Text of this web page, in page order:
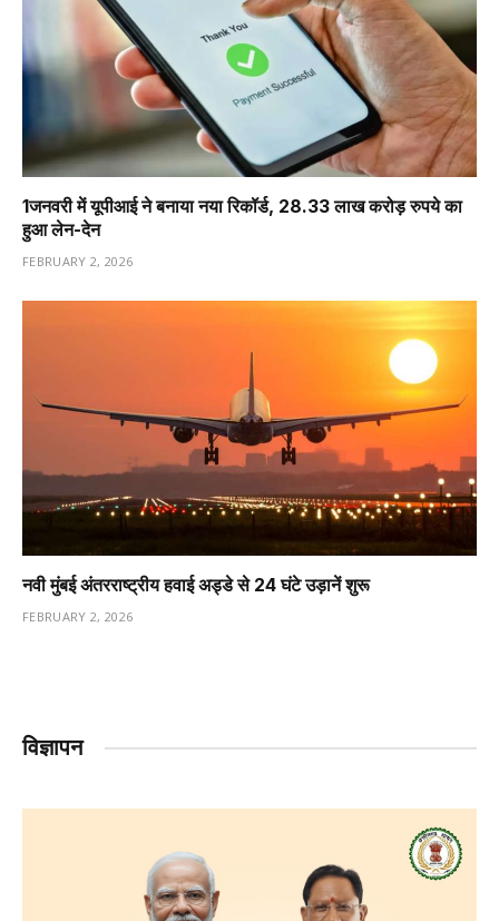
1️जनवरी में यूपीआई ने बनाया नया रिकॉर्ड, 28.33 लाख करोड़ रुपये का
हुआ लेन-देन
FEBRUARY 2, 2026
नवी मुंबई अंतरराष्ट्रीय हवाई अड्डे से 24 घंटे उड़ानें शुरू
FEBRUARY 2, 2026
विज्ञापन